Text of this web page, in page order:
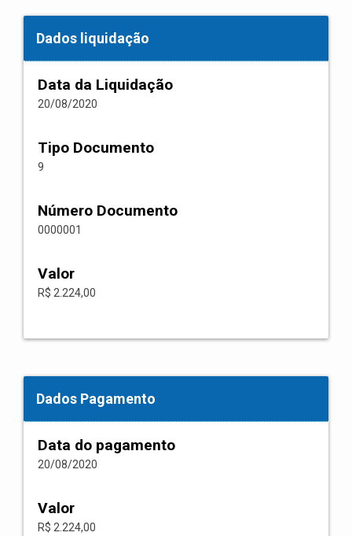
Dados liquidação
Data da Liquidação
20/08/2020
Tipo Documento
9
Número Documento
0000001
Valor
R$ 2.224,00
Dados Pagamento
Data do pagamento
20/08/2020
Valor
R$ 2.224,00